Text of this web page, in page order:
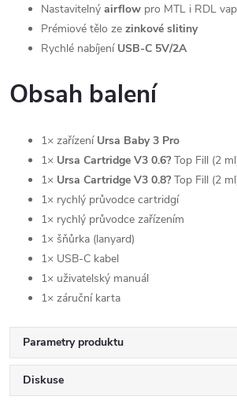
Nastavitelný airflow pro MTL i RDL
Prémiové tělo ze zinkové slitiny
Rychlé nabíjení USB-C 5V/2A
Obsah balení
1× zařízení Ursa Baby 3 Pro
1× Ursa Cartridge V3 0.6?Top Fill (2
1× Ursa Cartridge V3 0.8?Top Fill (2
1× rychlý průvodce cartridgí
1× rychlý průvodce zařízením
1× šňůrka (lanyard)
1× USB-C kabel
1× uživatelský manuál
1× záruční karta
Parametry produktu
Diskuse